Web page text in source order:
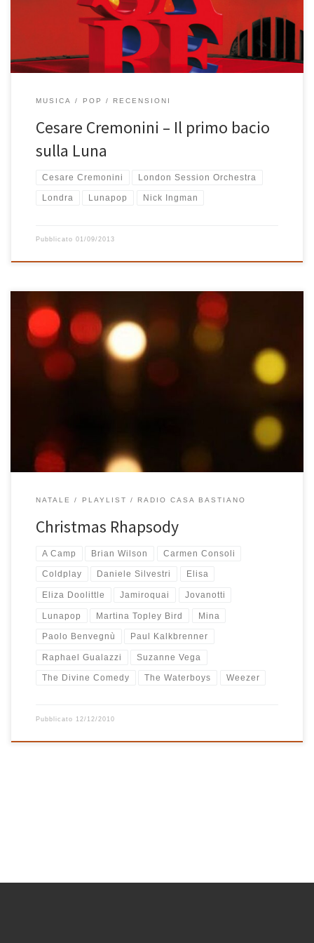
bolognese che appare sempre più emancipato dai Lunapop a […]
MUSICA POP RECENSIONI
Cesare Cremonini – Il primo bacio
sulla Luna
Cesare Cremonini London Session Orchestra
Londra Lunapop Nick Ingman
Pubblicato 01/09/2013
Per amici, parenti e fan di Radio Casa Bastiano è ormai un classico,
senza non è neanche Natale. La mitica playlist di Natale
quest’anno accontenta davvero tutti: pop, rock, jazz, elettronica,
NATALE PLAYLIST RADIO CASA BASTIANO
Christmas Rhapsody
A Camp Brian Wilson Carmen Consoli
Coldplay Daniele Silvestri Elisa
Eliza Doolittle Jamiroquai Jovanotti
Lunapop Martina Topley Bird Mina
Paolo Benvegnù Paul Kalkbrenner
Raphael Gualazzi Suzanne Vega
The Divine Comedy The Waterboys Weezer
Pubblicato 12/12/2010